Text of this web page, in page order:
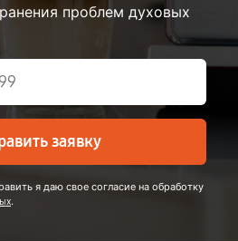
проблем духовых
заявку
я даю свое согласие на обработку
.